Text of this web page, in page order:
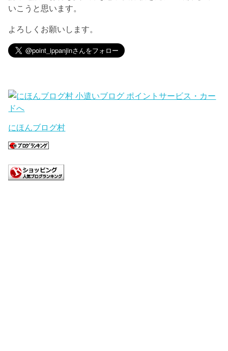
いこうと思います。
よろしくお願いします。
にほんブログ村